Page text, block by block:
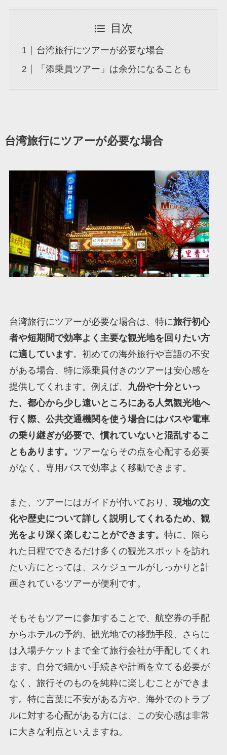
目次
台湾旅行にツアーが必要な場合
「添乗員ツアー」は余分になることも
台湾旅行にツアーが必要な場合
台湾旅行にツアーが必要な場合は、特に旅行初心
者や短期間で効率よく主要な観光地を回りたい方
に適しています。初めての海外旅行や言語の不安
がある場合、特に添乗員付きのツアーは安心感を
提供してくれます。例えば、 九份や十分といっ
た、都心から少し遠いところにある人気観光地へ
行く際、公共交通機関を使う場合にはバスや電車
の乗り継ぎが必要で、慣れていないと混乱するこ
ともあります。 ツアーならその点を心配する必要
がなく、専用バスで効率よく移動できます。
また、ツアーにはガイドが付いており、 現地の文
化や歴史について詳しく説明してくれるため、観
光をより深く楽しむことができます。 特に、限ら
れた日程でできるだけ多くの観光スポットを訪れ
たい方にとっては、スケジュールがしっかりと計
画されているツアーが便利です。
そもそもツアーに参加することで、航空券の手配
からホテルの予約、観光地での移動手段、さらに
は入場チケットまで全て旅行会社が手配してくれ
ます。自分で細かい手続きや計画を立てる必要が
なく、旅行そのものを純粋に楽しむことができま
す。特に言葉に不安がある方や、海外でのトラブ
ルに対する心配がある方には、この安心感は非常
に大きな利点といえますね。